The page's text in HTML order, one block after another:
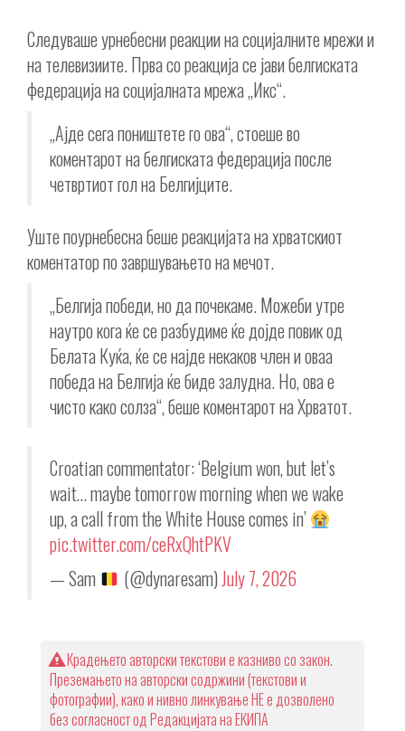
Следуваше урнебесни реакции на социјалните мрежи и
на телевизиите. Прва со реакција се јави белгиската
федерација на социјалната мрежа „Икс“.
„Ајде сега поништете го ова“, стоеше во
коментарот на белгиската федерација после
четвртиот гол на Белгијците.
Уште поурнебесна беше реакцијата на хрватскиот
коментатор по завршувањето на мечот.
„Белгија победи, но да почекаме. Можеби утре
наутро кога ќе се разбудиме ќе дојде повик од
Белата Куќа, ќе се најде некаков член и оваа
победа на Белгија ќе биде залудна. Но, ова е
чисто како солза“, беше коментарот на Хрватот.
Croatian commentator: ‘Belgium won, but let’s
wait… maybe tomorrow morning when we wake
up, a call from the White House comes in’
pic.twitter.com/ceRxQhtPKV
— Sam
(@dynaresam) July 7, 2026
Крадењето авторски текстови е казниво со закон.
Преземањето на авторски содржини (текстови и
фотографии), како и нивно линкување НЕ е дозволено
без согласност од Редакцијата на ЕКИПА